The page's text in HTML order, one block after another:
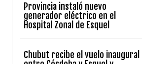
Provincia instaló nuevo
generador eléctrico en el
Hospital Zonal de Esquel
Chubut recibe el vuelo inaugural